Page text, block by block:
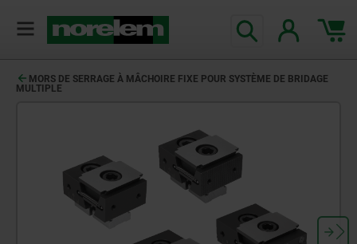
MORS DE SERRAGE À MÂCHOIRE FIXE POUR SYSTÈME DE BRIDAGE
MULTIPLE